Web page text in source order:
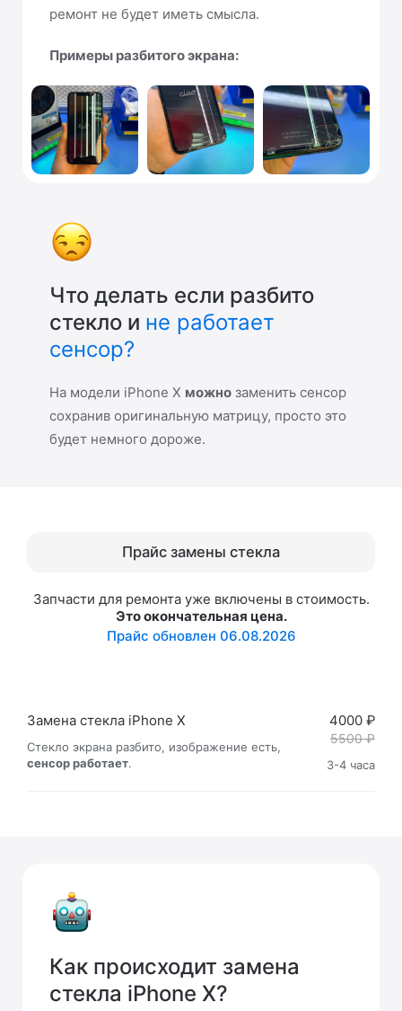
ремонт не будет иметь смысла.
Примеры разбитого экрана:
Что делать если разбито
стекло и не работает
сенсор?
На модели iPhone X можно заменить сенсор
сохранив оригинальную матрицу, просто это
будет немного дороже.
Прайс замены стекла
Запчасти для ремонта уже включены в стоимость.
Это окончательная цена.
Прайс обновлен 06.08.2026
Замена стекла iPhone X
Стекло экрана разбито, изображение есть,
сенсор работает.
4000 ₽
5500 ₽
3-4 часа
Как происходит замена
стекла iPhone X?